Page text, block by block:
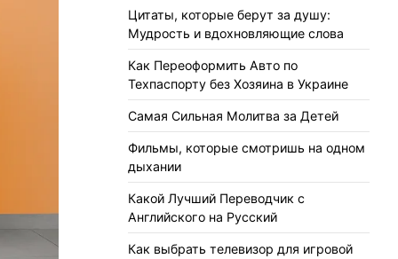
Цитаты, которые берут за душу:
Мудрость и вдохновляющие слова
Как Переоформить Авто по
Техпаспорту без Хозяина в Украине
Самая Сильная Молитва за Детей
Фильмы, которые смотришь на одном
дыхании
Какой Лучший Переводчик с
Английского на Русский
Как выбрать телевизор для игровой